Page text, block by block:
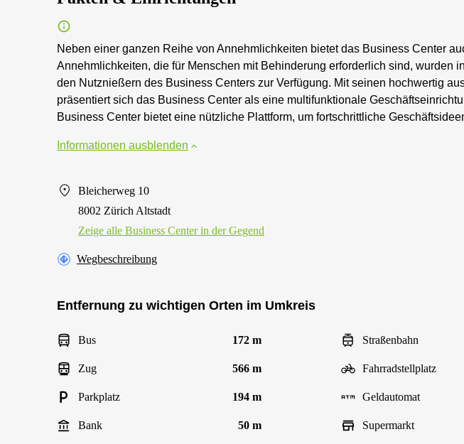
Neben einer ganzen Reihe von Annehmlichkeiten bietet das Business Center
Annehmlichkeiten, die für Menschen mit Behinderung erforderlich sind, wurden
den Nutznießern des Business Centers zur Verfügung. Mit seinen hochwertig
präsentiert sich das Business Center als eine multifunktionale
Business Center bietet eine nützliche Plattform, um fortschrittliche
Informationen ausblenden
Bleicherweg 10
8002 Zürich Altstadt
Zeige alle Business Center in der Gegend
Wegbeschreibung
Entfernung zu wichtigen Orten im Umkreis
Bus 172 m Straßenbahn
Zug 566 m Fahrradstellplatz
Parkplatz 194 m Geldautomat
Bank 50 m Supermarkt